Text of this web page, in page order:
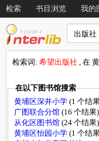
检索 书目浏览 我的
检索词: 希望出版社 , 在
在以下图书馆搜索
黄埔区深井小学 (1 个结
广图联合分馆 (16 个结果)
从化区图书馆 (24 个结果)
黄埔区怡园小学 (1 个结